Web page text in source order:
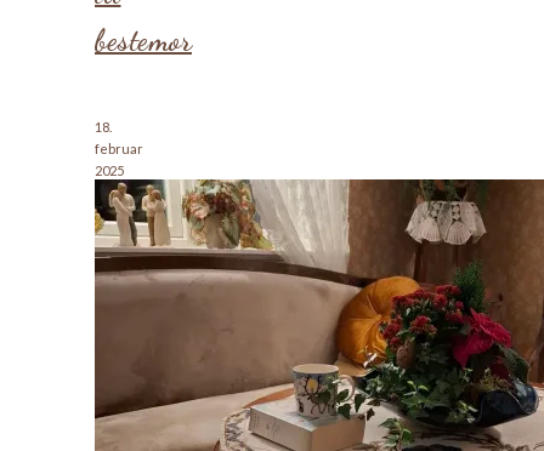
bestemor
18.
februar
2025